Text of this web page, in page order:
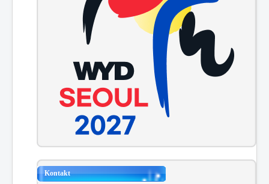
Kontakt